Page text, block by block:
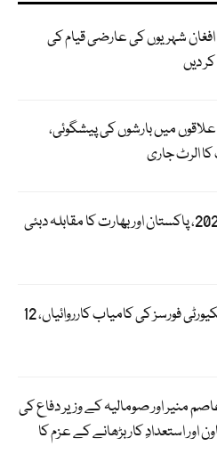
افغان شہریوں کی عارضی قیام کی
دیں
میں بارشوں کی پیشگوئی،
الرٹ جاری
ویمنز ایشیا کپ 2026، پاکستان اور بھارت کا مقابلہ دبئی
بلوچستان میں سیکیورٹی فورسز کی کامیاب کارروائیاں، 12
منیر اور صومالیہ کے وزیر دفاع کی
اور استعدادِ کار بڑھانے کے عزم کا